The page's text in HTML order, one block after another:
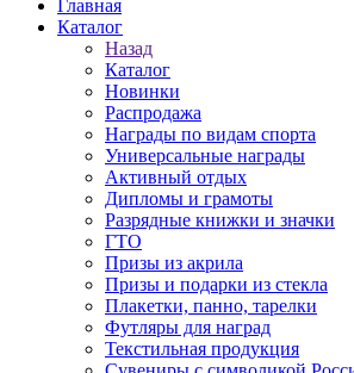
Главная
Каталог
Назад
Каталог
Новинки
Распродажа
Награды по видам спорта
Универсальные награды
Активный отдых
Дипломы и грамоты
Разрядные книжки и значки
ГТО
Призы из акрила
Призы и подарки из стекла
Плакетки, панно, тарелки
Футляры для наград
Текстильная продукция